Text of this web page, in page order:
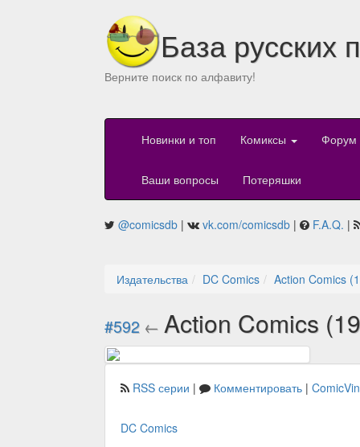
База русских
Верните поиск по алфавиту!
Новинки и топ Комиксы Форум
Ваши вопросы Потеряшки
@comicsdb | vk.com/comicsdb | F.A.Q. |
Издательства DC Comics Action Comics
#592 ← Action Comics
RSS серии | Комментировать |
DC Comics